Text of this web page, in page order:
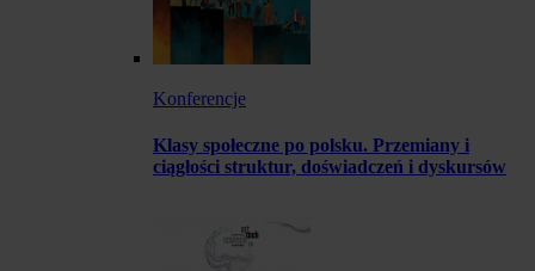
Konferencje
Klasy społeczne po polsku. Przemiany i
ciągłości struktur, doświadczeń i dyskursów